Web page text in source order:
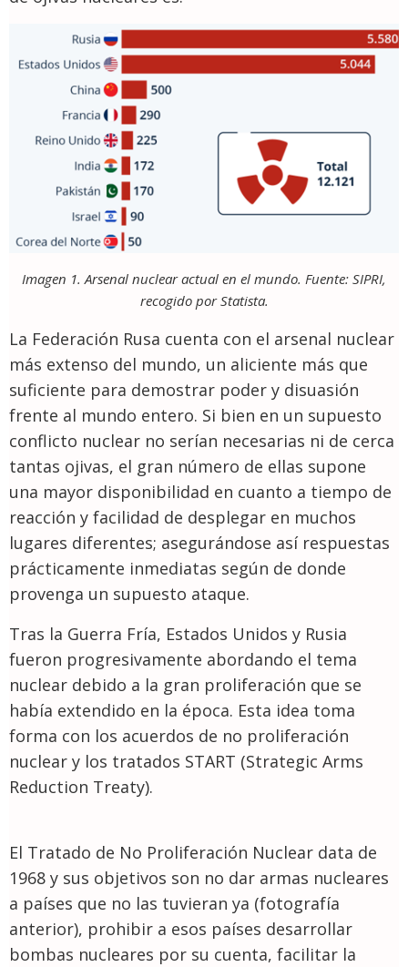
Imagen 1. Arsenal nuclear actual en el mundo. Fuente: SIPRI,
recogido por Statista.
La Federación Rusa cuenta con el arsenal nuclear
más extenso del mundo, un aliciente más que
suficiente para demostrar poder y disuasión
frente al mundo entero. Si bien en un supuesto
conflicto nuclear no serían necesarias ni de cerca
tantas ojivas, el gran número de ellas supone
una mayor disponibilidad en cuanto a tiempo de
reacción y facilidad de desplegar en muchos
lugares diferentes; asegurándose así respuestas
prácticamente inmediatas según de donde
provenga un supuesto ataque.
Tras la Guerra Fría, Estados Unidos y Rusia
fueron progresivamente abordando el tema
nuclear debido a la gran proliferación que se
había extendido en la época. Esta idea toma
forma con los acuerdos de no proliferación
nuclear y los tratados START (Strategic Arms
Reduction Treaty).
El Tratado de No Proliferación Nuclear data de
1968 y sus objetivos son no dar armas nucleares
a países que no las tuvieran ya (fotografía
anterior), prohibir a esos países desarrollar
bombas nucleares por su cuenta, facilitar la